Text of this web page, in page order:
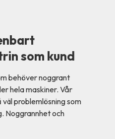
som kund
behöver noggrant
hela maskiner. Vår
problemlösning som
Noggrannhet och